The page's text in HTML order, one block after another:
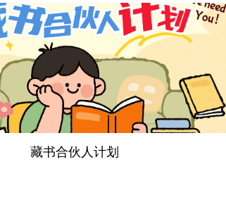
藏书合伙人计划